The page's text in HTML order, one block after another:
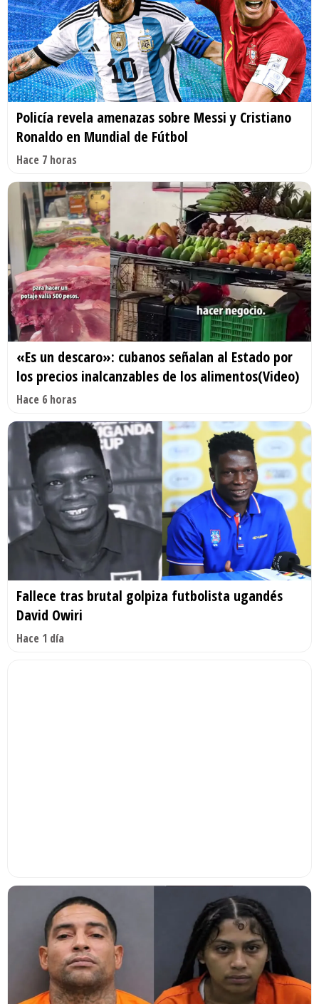
Policía revela amenazas sobre Messi y Cristiano
Ronaldo en Mundial de Fútbol
Hace 7 horas
«Es un descaro»: cubanos señalan al Estado por
los precios inalcanzables de los alimentos(Video)
Hace 6 horas
Fallece tras brutal golpiza futbolista ugandés
David Owiri
Hace 1 día